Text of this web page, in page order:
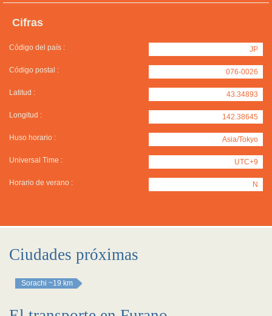
Cifras
Código del país : JP
Código postal : 076-0026
Latitud : 43.34893
Longitud : 142.38645
Huso horario : Asia/Tokyo
Universal Time : UTC+9
Horario de verano : N
Ciudades próximas
Sorachi ~19 km